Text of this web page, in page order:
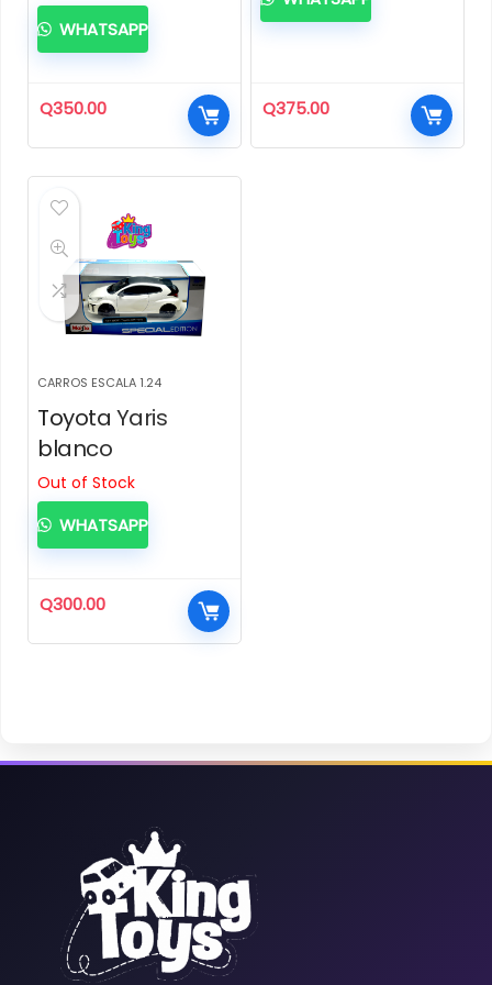
Q350.00
WHATSAPP
Q375.00
CARROS ESCALA 1.24
Toyota Yaris
blanco
Out of Stock
Q300.00
WHATSAPP